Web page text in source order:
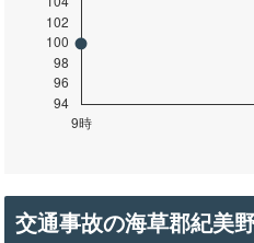
交通事故の海草郡紀美